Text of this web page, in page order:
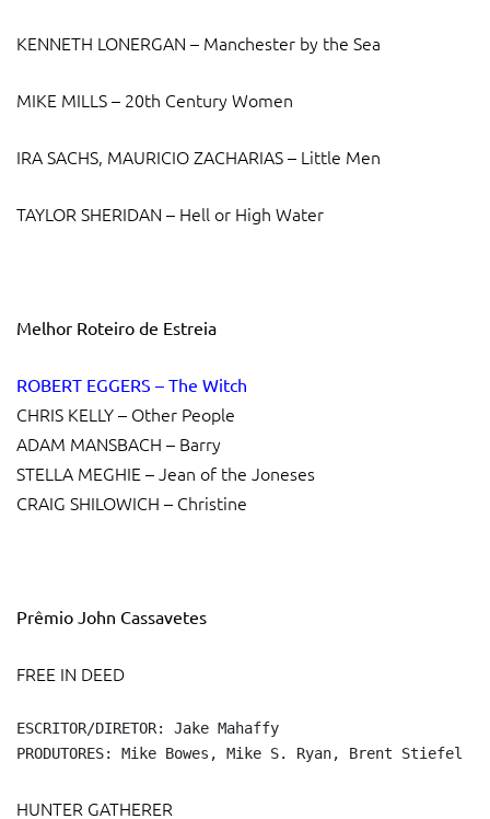
KENNETH LONERGAN – Manchester by the Sea
MIKE MILLS – 20th Century Women
IRA SACHS, MAURICIO ZACHARIAS – Little Men
TAYLOR SHERIDAN – Hell or High Water
Melhor Roteiro de Estreia
ROBERT EGGERS – The Witch
CHRIS KELLY – Other People
ADAM MANSBACH – Barry
STELLA MEGHIE – Jean of the Joneses
CRAIG SHILOWICH – Christine
Prêmio John Cassavetes
FREE IN DEED
ESCRITOR/DIRETOR: Jake Mahaffy
PRODUTORES: Mike Bowes, Mike S. Ryan, Brent Stiefel
HUNTER GATHERER